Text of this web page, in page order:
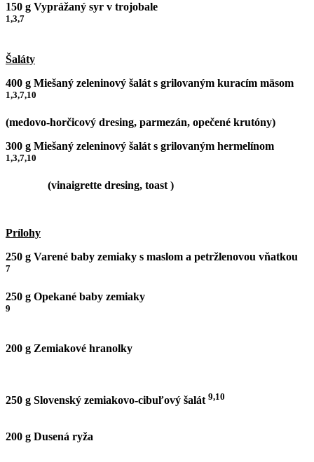
150 g Vyprážaný syr v trojobale
1,3,7
Šaláty
400 g Miešaný zeleninový šalát s grilovaným kuracím mäsom
1,3,7,10
(medovo-horčicový dresing, parmezán, opečené krutóny)
300 g Miešaný zeleninový šalát s grilovaným hermelínom
1,3,7,10
(vinaigrette dresing, toast )
Prílohy
250 g Varené baby zemiaky s maslom a petržlenovou vňatkou
7
250 g Opekané baby zemiaky
9
200 g Zemiakové hranolky
250 g Slovenský zemiakovo-cibuľový šalát 9,10
200 g Dusená ryža